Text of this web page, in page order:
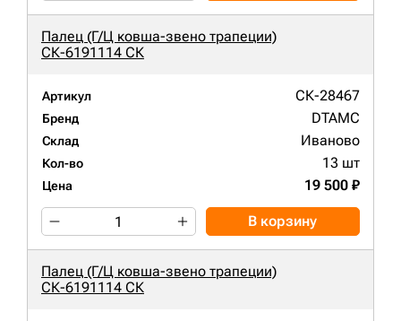
Палец (Г/Ц ковша-звено трапеции)
СК-6191114 СК
Артикул СК-28467
Бренд DTAMC
Склад Иваново
Кол-во 13 шт
Цена 19 500 ₽
В корзину
Палец (Г/Ц ковша-звено трапеции)
СК-6191114 СК